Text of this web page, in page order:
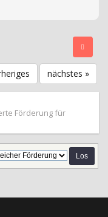
nächstes »
Förderung für